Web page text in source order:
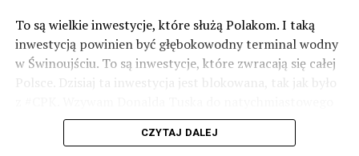
To są wielkie inwestycje, które służą Polakom. I taką
inwestycją powinien być głębokowodny terminal wodny
w Świnoujściu. To są inwestycje, które zwracają się całej
Polsce. Dzisiaj ta inwestycja jest blokowana, tak jak było
odblokowania CPK.
CZYTAJ DALEJ